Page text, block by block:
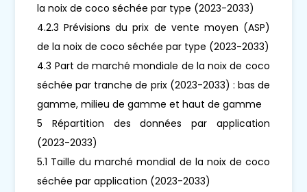
la noix de coco séchée par type (2023-2033)
4.2.3 Prévisions du prix de vente moyen (ASP)
de la noix de coco séchée par type (2023-2033)
4.3 Part de marché mondiale de la noix de coco
séchée par tranche de prix (2023-2033) : bas de
gamme, milieu de gamme et haut de gamme
5 Répartition des données par application
(2023-2033)
5.1 Taille du marché mondial de la noix de coco
séchée par application (2023-2033)